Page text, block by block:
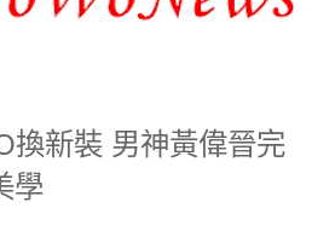
換新裝 男神黃偉晉完
學